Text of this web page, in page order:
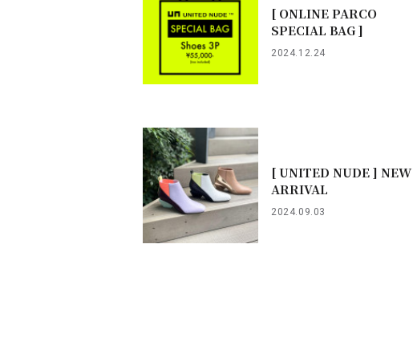
[ ONLINE PARCO
SPECIAL BAG ]
2024.12.24
[ UNITED NUDE ] NEW
ARRIVAL
2024.09.03